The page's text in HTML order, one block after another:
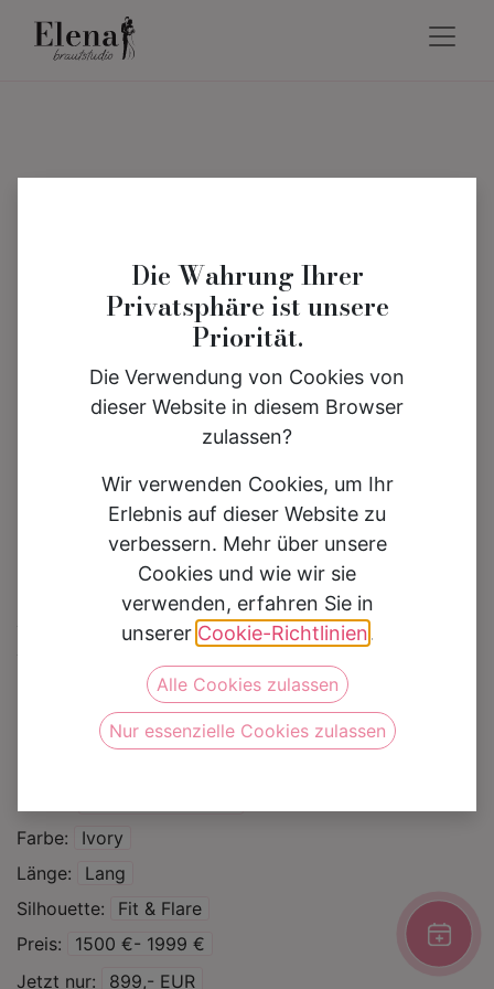
Brautkleid Jasmin
Auf die Wunschliste
Farbe
Ivory
Länge
Lang
Silhouette
Fit & Flare
Preis
1500 €- 1999 €
Jetzt nur
899,- EUR
Die Wahrung Ihrer
Privatsphäre ist unsere
Priorität.
Die Verwendung von Cookies von
dieser Website in diesem Browser
zulassen?
Wir verwenden Cookies, um Ihr
Erlebnis auf dieser Website zu
verbessern. Mehr über unsere
Cookies und wie wir sie
verwenden, erfahren Sie in
unserer Cookie-Richtlinien.
Alle Cookies zulassen
Nur essenzielle Cookies zulassen